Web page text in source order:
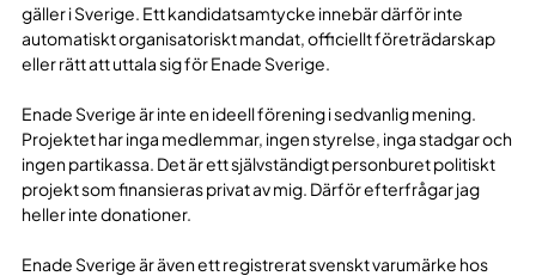
gäller i Sverige. Ett kandidatsamtycke innebär därför inte
automatiskt organisatoriskt mandat, officiellt företrädarskap
eller rätt att uttala sig för Enade Sverige.
Enade Sverige är inte en ideell förening i sedvanlig mening.
Projektet har inga medlemmar, ingen styrelse, inga stadgar och
ingen partikassa. Det är ett självständigt personburet politiskt
projekt som finansieras privat av mig. Därför efterfrågar jag
heller inte donationer.
Enade Sverige är även ett registrerat svenskt varumärke hos